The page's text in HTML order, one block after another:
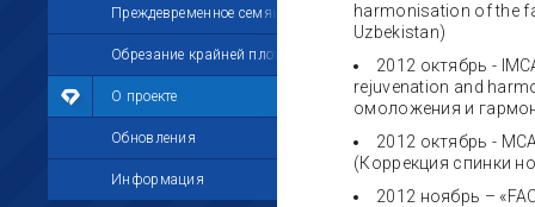
Преждевременное семяизвержение
Обрезание крайней плоти
О проекте
Обновления
Информация
harmonisation of the
Uzbekistan)
2012 октябрь -
rejuvenation and
омоложения и
2012 октябрь -
(Коррекция спинки
2012 ноябрь –